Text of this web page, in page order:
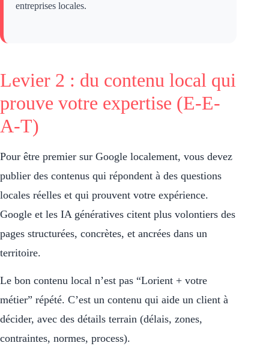
entreprises locales.
Levier 2 : du contenu local qui
prouve votre expertise (E-E-
A-T)
Pour être premier sur Google localement, vous devez
publier des contenus qui répondent à des questions
locales réelles et qui prouvent votre expérience.
Google et les IA génératives citent plus volontiers des
pages structurées, concrètes, et ancrées dans un
territoire.
Le bon contenu local n’est pas “Lorient + votre
métier” répété. C’est un contenu qui aide un client à
décider, avec des détails terrain (délais, zones,
contraintes, normes, process).